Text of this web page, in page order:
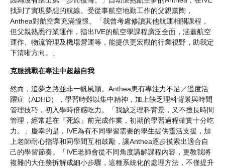
找到了實現夢想的航線。受從事航空地勤工作的父親薰陶，
Anthea對航空業充滿憧憬。「我曾考慮修讀其他航運相關課程，
但父親熟悉行業運作，指出IVE的航空學課程廣泛全面，涵蓋航空
運作、物流管理及機場營運等，能提供更宏觀的行業視野，助我定
下清晰方向。」
克服挑戰在專注中超越自我
然而，追夢之路並非一帆風順。Anthea患有專注力不足／過度活
躍症（ADHD），學習時難以集中精神，加上缺乏理科背景與時間
管理技巧，初入學時倍感吃力。「我缺乏理科背景，又不擅長時間
管理，經常趕在『死線』前完成作業，初期的學習過程確實十分吃
力。」慶幸的是，IVE為有不同學習需要的學生提供靈活支援，加
上老師耐心指導和同學間互相鼓勵，讓Anthea逐步摸索出適合自
己的學習節奏。「IVE老師會從不同角度講解課程內容，更教我將
複雜的大任務拆解成細小步驟，這種系統化的處理方法，不僅提升